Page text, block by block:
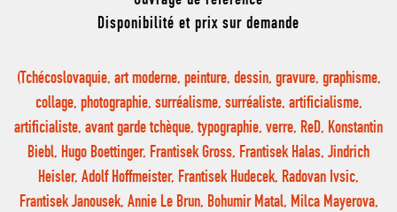
Disponibilité et prix sur demande
(Tchécoslovaquie, art moderne, peinture, dessin, gravure, graphisme,
collage, photographie, surréalisme, surréaliste, artificialisme,
artificialiste, avant garde tchèque, typographie, verre, ReD, Konstantin
Biebl, Hugo Boettinger, Frantisek Gross, Frantisek Halas, Jindrich
Heisler, Adolf Hoffmeister, Frantisek Hudecek, Radovan Ivsic,
Frantisek Janousek, Annie Le Brun, Bohumir Matal, Milca Mayerova,